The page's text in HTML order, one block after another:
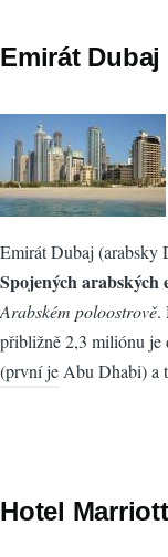
Emirát Dubaj
Emirát Dubaj (arabsky
Spojených arabských
Arabském poloostrově.
přibližně 2,3 miliónu je
(první je Abu Dhabi) a
Hotel